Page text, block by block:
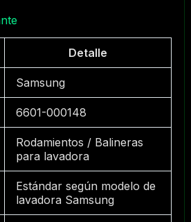
Detalle
Samsung
6601-000148
Rodamientos / Balineras
para lavadora
Estándar según modelo de
lavadora Samsung